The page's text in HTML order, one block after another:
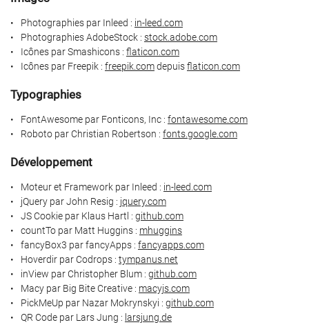
DES BUIS
PARTENAIRES
AVIS
CONTACT
Restez
Photographies par Inleed : in-leed.com
Photographies AdobeStock : stock.adobe.com
Icônes par Smashicons : flaticon.com
Icônes par Freepik : freepik.comdepuisflaticon.com
Typographies
FontAwesome par Fonticons, Inc : fontawesome.com
Roboto par Christian Robertson : fonts.google.com
Développement
Moteur et Framework par Inleed : in-leed.com
jQuery par John Resig : jquery.com
JS Cookie par Klaus Hartl : github.com
countTo par Matt Huggins : mhuggins
fancyBox3 par fancyApps : fancyapps.com
Hoverdir par Codrops : tympanus.net
inView par Christopher Blum : github.com
Macy par Big Bite Creative : macyjs.com
PickMeUp par Nazar Mokrynskyi : github.com
QR Code par Lars Jung : larsjung.de